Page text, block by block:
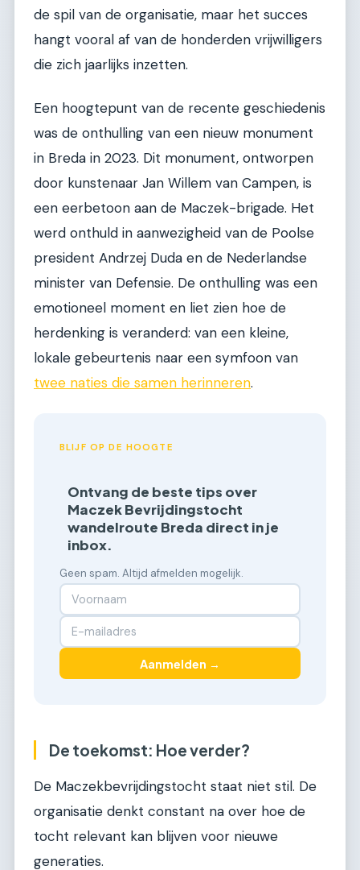
de spil van de organisatie, maar het succes
hangt vooral af van de honderden vrijwilligers
die zich jaarlijks inzetten.
Een hoogtepunt van de recente geschiedenis
was de onthulling van een nieuw monument
in Breda in 2023. Dit monument, ontworpen
door kunstenaar Jan Willem van Campen, is
een eerbetoon aan de Maczek-brigade. Het
werd onthuld in aanwezigheid van de Poolse
president Andrzej Duda en de Nederlandse
minister van Defensie. De onthulling was een
emotioneel moment en liet zien hoe de
herdenking is veranderd: van een kleine,
lokale gebeurtenis naar een symfoon van
twee naties die samen herinneren.
BLIJF OP DE HOOGTE
Ontvang de beste tips over
Maczek Bevrijdingstocht
wandelroute Breda direct in je
inbox.
Geen spam. Altijd afmelden mogelijk.
Aanmelden →
De toekomst: Hoe verder?
De Maczekbevrijdingstocht staat niet stil. De
organisatie denkt constant na over hoe de
tocht relevant kan blijven voor nieuwe
generaties.